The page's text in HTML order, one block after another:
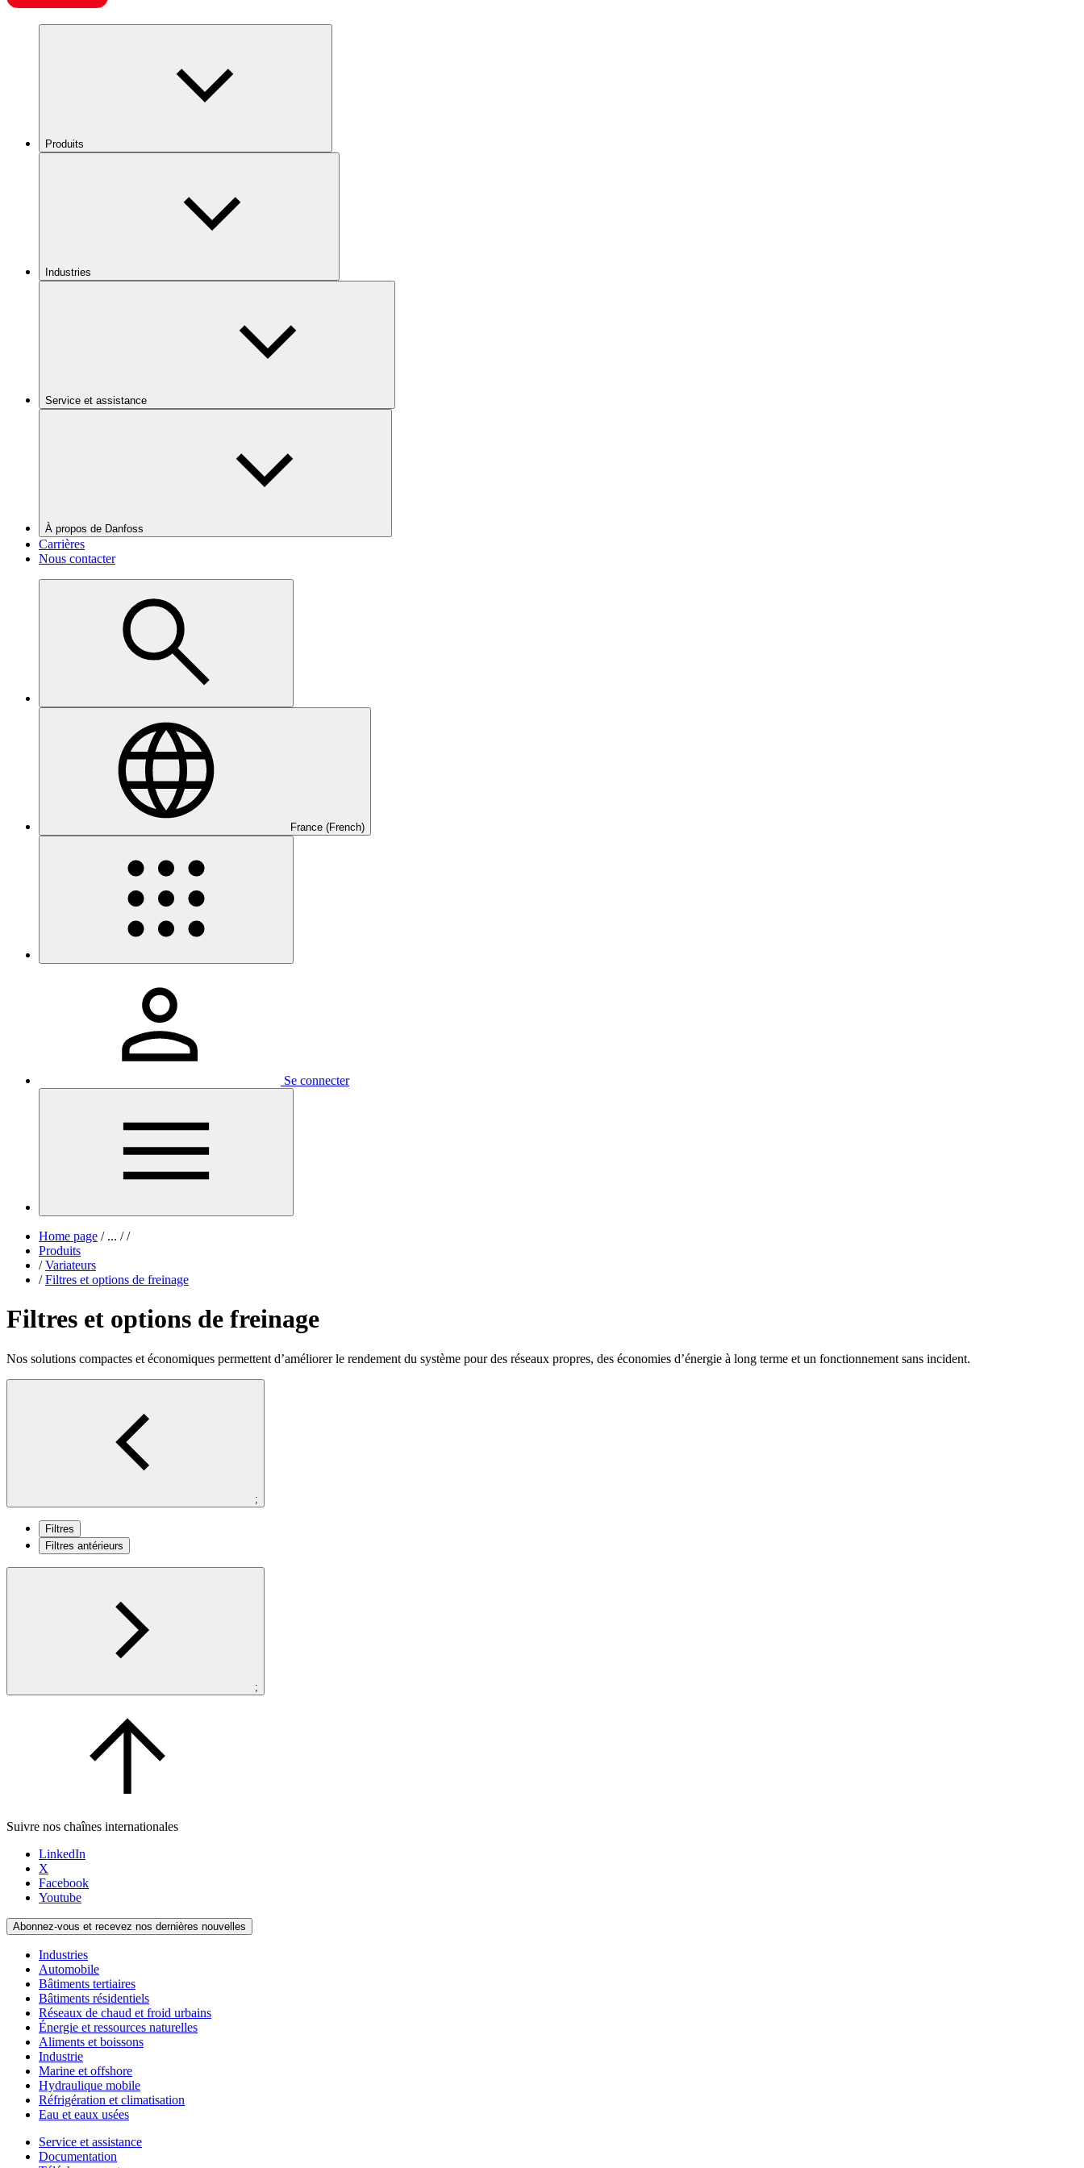
Produits
Industries
Service et assistance
À propos de Danfoss
Carrières
Nous contacter
France (French)
Se connecter
Home page /... / /
Produits
/ Variateurs
/ Filtres et options de freinage
Filtres et options de freinage
Nos solutions compactes et économiques permettent d’améliorer le rendement du système pour des réseaux propres, des économies d’énergie à long terme et un fonctionnement sans incident.
;
Filtres
Filtres antérieurs
;
Suivre nos chaînes internationales
LinkedIn
X
Facebook
Youtube
Abonnez-vous et recevez nos dernières nouvelles
Industries
Automobile
Bâtiments tertiaires
Bâtiments résidentiels
Réseaux de chaud et froid urbains
Énergie et ressources naturelles
Aliments et boissons
Industrie
Marine et offshore
Hydraulique mobile
Réfrigération et climatisation
Eau et eaux usées
Service et assistance
Documentation